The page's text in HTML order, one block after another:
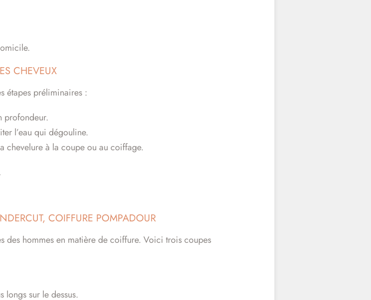
CHEVEUX
étapes préliminaires :
profondeur.
l’eau qui dégouline.
chevelure à la coupe ou au coiffage.
COIFFURE POMPADOUR
des hommes en matière de coiffure. Voici trois coupes
longs sur le dessus.